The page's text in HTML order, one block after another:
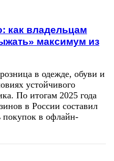
как владельцам
максимум из
в одежде, обуви и
устойчивого
По итогам 2025 года
в России составил
покупок в офлайн-